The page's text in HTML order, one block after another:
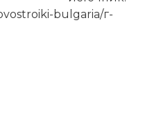
bulgaria/г-